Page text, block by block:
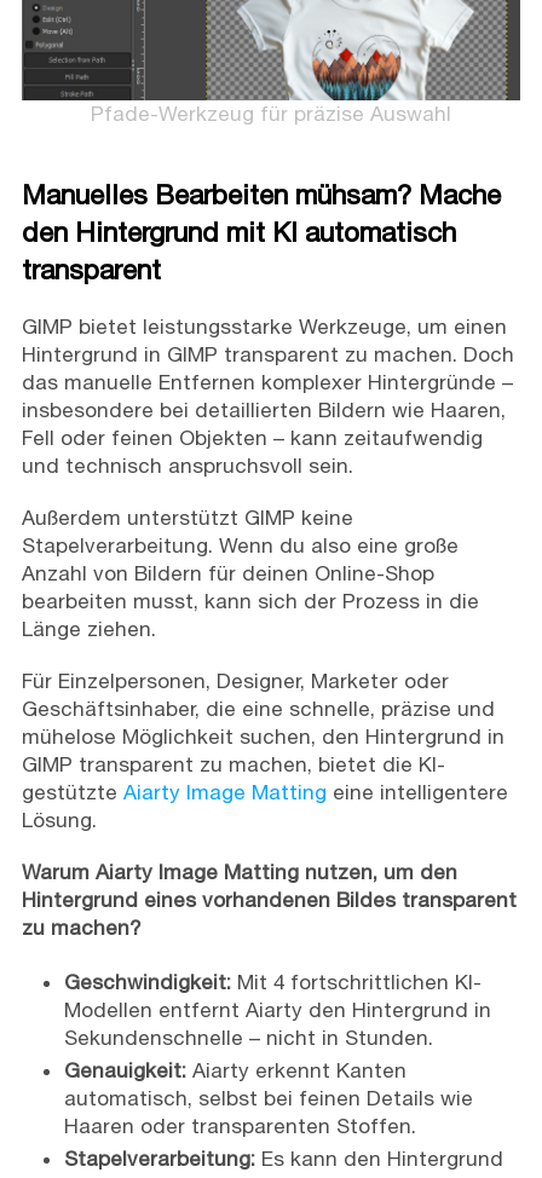
Pfade-Werkzeug für präzise Auswahl
Manuelles Bearbeiten mühsam? Mache
den Hintergrund mit KI automatisch
transparent
GIMP bietet leistungsstarke Werkzeuge, um einen
Hintergrund in GIMP transparent zu machen. Doch
das manuelle Entfernen komplexer Hintergründe –
insbesondere bei detaillierten Bildern wie Haaren,
Fell oder feinen Objekten – kann zeitaufwendig
und technisch anspruchsvoll sein.
Außerdem unterstützt GIMP keine
Stapelverarbeitung. Wenn du also eine große
Anzahl von Bildern für deinen Online-Shop
bearbeiten musst, kann sich der Prozess in die
Länge ziehen.
Für Einzelpersonen, Designer, Marketer oder
Geschäftsinhaber, die eine schnelle, präzise und
mühelose Möglichkeit suchen, den Hintergrund in
GIMP transparent zu machen, bietet die KI-
gestützte Aiarty Image Matting eine intelligentere
Lösung.
Warum Aiarty Image Matting nutzen, um den
Hintergrund eines vorhandenen Bildes transparent
zu machen?
Geschwindigkeit:Mit 4 fortschrittlichen KI-
Modellen entfernt Aiarty den Hintergrund in
Sekundenschnelle – nicht in Stunden.
Genauigkeit:Aiarty erkennt Kanten
automatisch, selbst bei feinen Details wie
Haaren oder transparenten Stoffen.
Stapelverarbeitung:Es kann den Hintergrund